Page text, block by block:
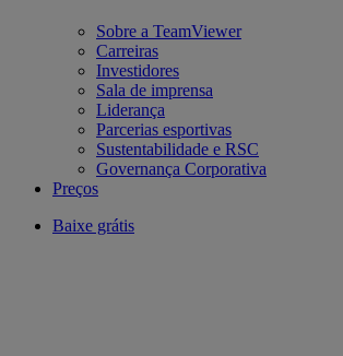
Sobre a TeamViewer
Carreiras
Investidores
Sala de imprensa
Liderança
Parcerias esportivas
Sustentabilidade e RSC
Governança Corporativa
Preços
Baixe grátis